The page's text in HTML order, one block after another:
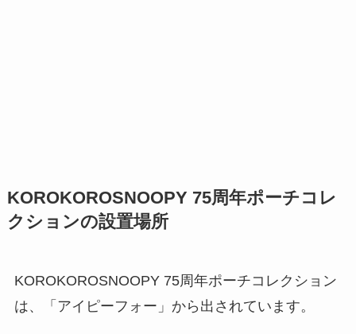
KOROKOROSNOOPY 75周年ポーチコレ
クションの設置場所
KOROKOROSNOOPY 75周年ポーチコレクション
は、「アイピーフォー」から出されています。